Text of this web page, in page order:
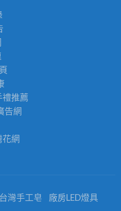
禮推薦
告網
花網
台灣手工皂 廠房LED燈具